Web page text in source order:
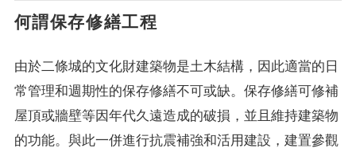
何謂保存修繕工程
由於二條城的文化財建築物是土木結構，因此適當的日
常管理和週期性的保存修繕不可或缺。保存修繕可修補
屋頂或牆壁等因年代久遠造成的破損，並且維持建築物
的功能。與此一併進行抗震補強和活用建設，建置參觀